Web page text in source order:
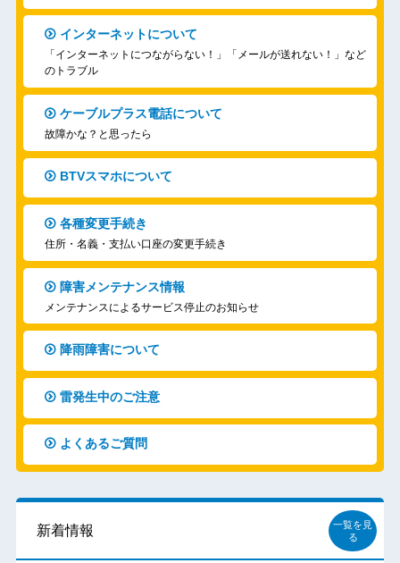
インターネットについて
「インターネットにつながらない！」「メールが送れない！」など
のトラブル
ケーブルプラス電話について
故障かな？と思ったら
BTVスマホについて
各種変更手続き
住所・名義・支払い口座の変更手続き
障害メンテナンス情報
メンテナンスによるサービス停止のお知らせ
降雨障害について
雷発生中のご注意
よくあるご質問
新着情報
一覧を見
る